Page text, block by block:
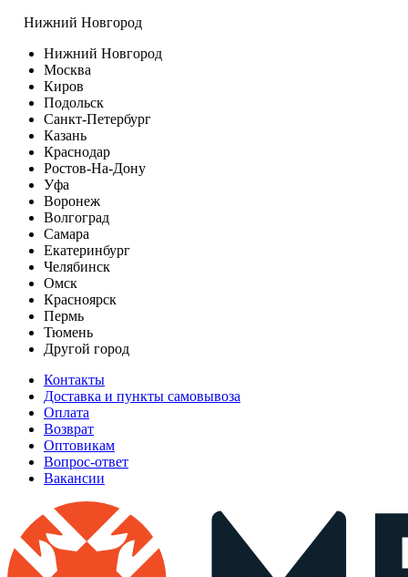
Нижний Новгород
Нижний Новгород
Москва
Киров
Подольск
Санкт-Петербург
Казань
Краснодар
Ростов-На-Дону
Уфа
Воронеж
Волгоград
Самара
Екатеринбург
Челябинск
Омск
Красноярск
Пермь
Тюмень
Другой город
Контакты
Доставка и пункты самовывоза
Оплата
Возврат
Оптовикам
Вопрос-ответ
Вакансии